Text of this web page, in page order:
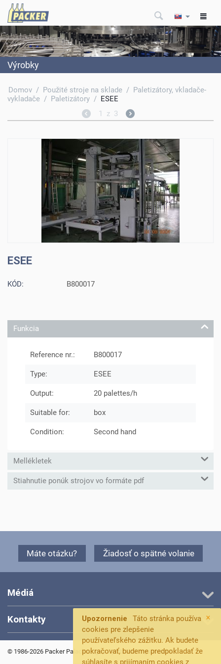
×
Upozornenie
Táto stránka používa
cookies pre zlepšenie
používateľského zážitku. Ak budete
pokračovať, budeme predpokladať že
súhlasíte s prijímaním cookies z
Výrobky
Domov / Použité stroje na sklade / Paletizátory, vkladače-
vykladače / Paletizátory / ESEE
1
z 3
ESEE
KÓD: B800017
Funkcia
Reference nr.: B800017
Type: ESEE
Output: 20 palettes/h
Suitable for: box
Condition: Second hand
Mellékletek
Stiahnutie ponúk strojov vo formáte pdf
Máte otázku? Žiadosť o spätné volanie
Médiá
Kontakty
© 1986-2026 Packer Palackozógép Gyártó és Forgalmazó Kft.